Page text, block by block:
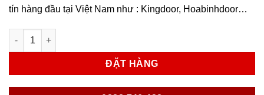
tín hàng đầu tại Việt Nam như : Kingdoor, Hoabinhdoor…
Cửa gỗ công nghiệp MDF phủ PVC KD.1066 số lượng
ĐẶT HÀNG